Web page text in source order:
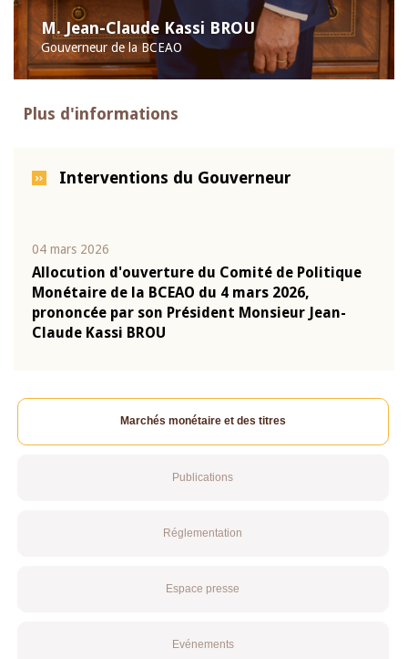
M. Jean-Claude Kassi BROU
Gouverneur de la BCEAO
Plus d'informations
Interventions du Gouverneur
04 mars 2026
Allocution d'ouverture du Comité de Politique
Monétaire de la BCEAO du 4 mars 2026,
prononcée par son Président Monsieur Jean-
Claude Kassi BROU
Marchés monétaire et des titres
Publications
Réglementation
Espace presse
Evénements